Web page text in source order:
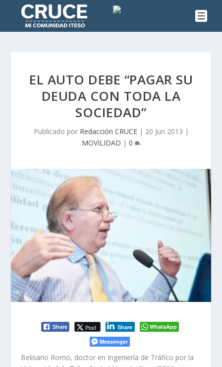
EL AUTO DEBE “PAGAR SU
DEUDA CON TODA LA
SOCIEDAD”
Publicado por Redacción CRUCE| 20 Jun 2013 |
MOVILIDAD | 0
Share Post Share
WhatsApp
Messenger
Belisario Romo, doctor en Ingeniería de Tráfico por la